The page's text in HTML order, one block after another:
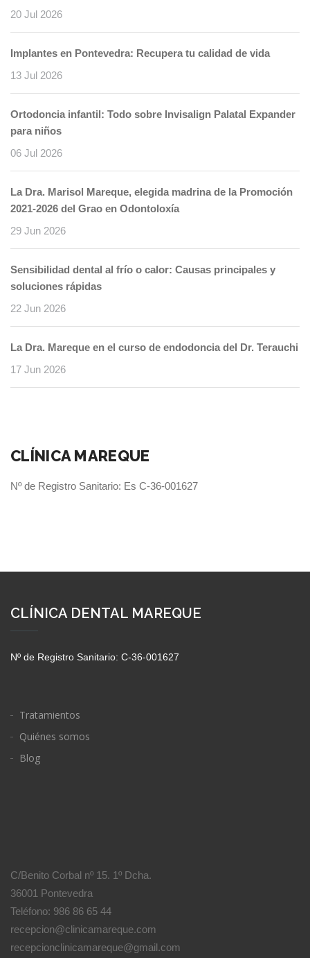
20 Jul 2026
Implantes en Pontevedra: Recupera tu calidad de vida
13 Jul 2026
Ortodoncia infantil: Todo sobre Invisalign Palatal Expander
para niños
06 Jul 2026
La Dra. Marisol Mareque, elegida madrina de la Promoción
2021-2026 del Grao en Odontoloxía
29 Jun 2026
Sensibilidad dental al frío o calor: Causas principales y
soluciones rápidas
22 Jun 2026
La Dra. Mareque en el curso de endodoncia del Dr. Terauchi
17 Jun 2026
CLÍNICA MAREQUE
Nº de Registro Sanitario: Es C-36-001627
CLÍNICA DENTAL MAREQUE
Nº de Registro Sanitario: C-36-001627
Tratamientos
Quiénes somos
Blog
C/Benito Corbal nº 15. 1º Dcha.
36001 Pontevedra
Teléfono: 986 86 65 44
recepcion@clinicamareque.com
recepcionclinicamareque@gmail.com